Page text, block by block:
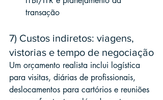
transação
7) Custos indiretos: viagens,
vistorias e tempo de negociação
Um orçamento realista inclui logística
para visitas, diárias de profissionais,
deslocamentos para cartórios e reuniões